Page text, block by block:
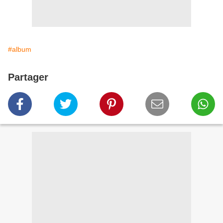
#album
Partager